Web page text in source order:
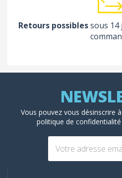
Retours possiblessous 14
Vous pouvez vous désinscrire
politique de confidentialité